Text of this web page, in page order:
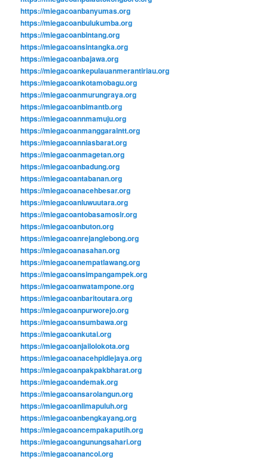
https://miegacoanbanyumas.org
https://miegacoanbulukumba.org
https://miegacoanbintang.org
https://miegacoansintangka.org
https://miegacoanbajawa.org
https://miegacoankepulauanmerantiriau.org
https://miegacoankotamobagu.org
https://miegacoanmurungraya.org
https://miegacoanbimantb.org
https://miegacoannmamuju.org
https://miegacoanmanggaraintt.org
https://miegacoanniasbarat.org
https://miegacoanmagetan.org
https://miegacoanbadung.org
https://miegacoantabanan.org
https://miegacoanacehbesar.org
https://miegacoanluwuutara.org
https://miegacoantobasamosir.org
https://miegacoanbuton.org
https://miegacoanrejanglebong.org
https://miegacoanasahan.org
https://miegacoanempatlawang.org
https://miegacoansimpangampek.org
https://miegacoanwatampone.org
https://miegacoanbaritoutara.org
https://miegacoanpurworejo.org
https://miegacoansumbawa.org
https://miegacoankutai.org
https://miegacoanjailolokota.org
https://miegacoanacehpidiejaya.org
https://miegacoanpakpakbharat.org
https://miegacoandemak.org
https://miegacoansarolangun.org
https://miegacoanlimapuluh.org
https://miegacoanbengkayang.org
https://miegacoancempakaputih.org
https://miegacoangunungsahari.org
https://miegacoanancol.org